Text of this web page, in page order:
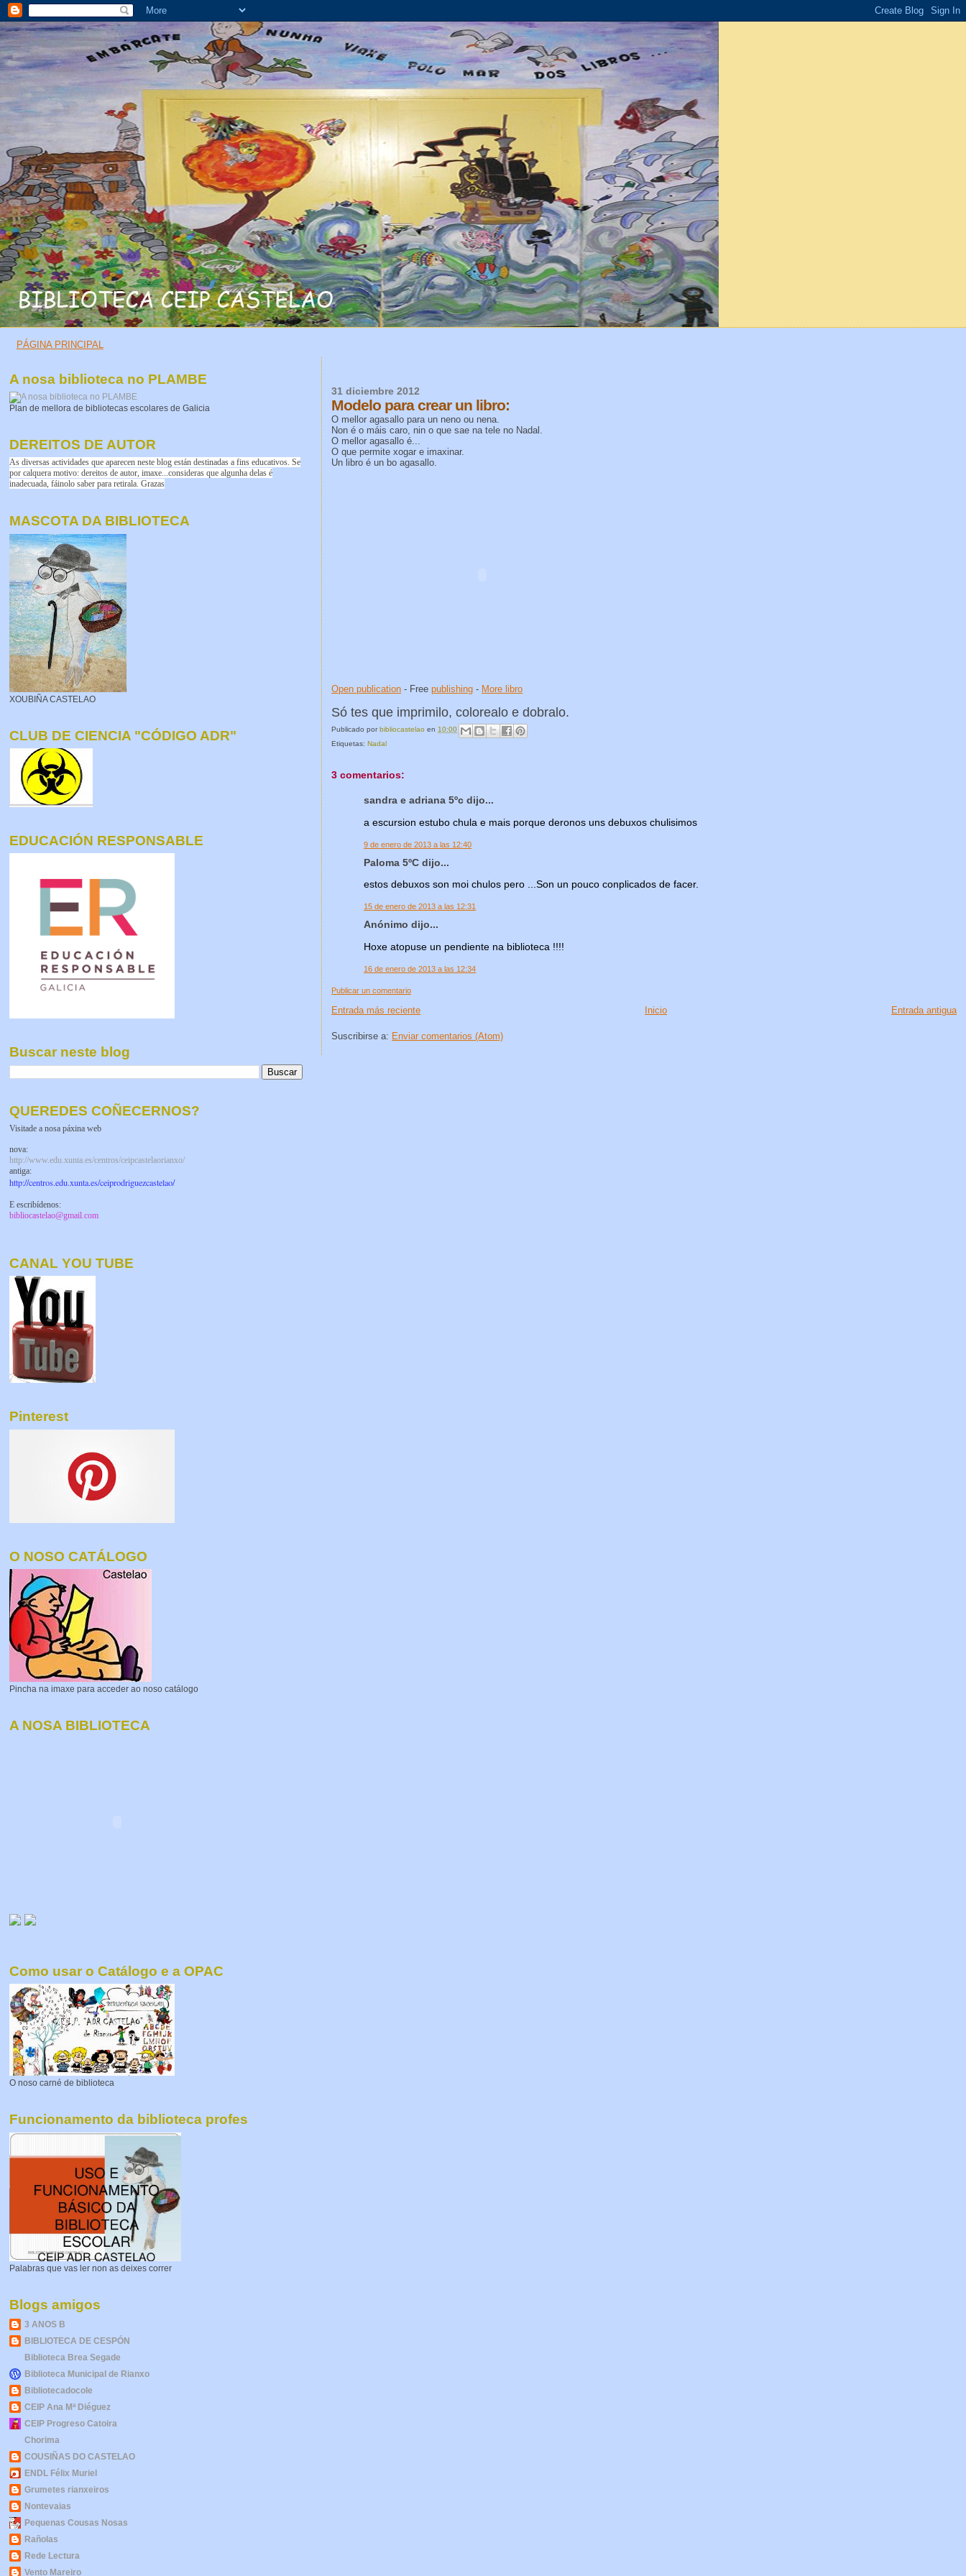
PÁGINA PRINCIPAL
31 diciembre 2012
Modelo para crear un libro:
O mellor agasallo para un neno ou nena.
Non é o máis caro, nin o que sae na tele no Nadal.
O mellor agasallo é...
O que permite xogar e imaxinar.
Un libro é un bo agasallo.
Open publication - Freepublishing - More libro
Só tes que imprimilo, colorealo e dobralo.
Publicado porbibliocastelao en10:00
Etiquetas:Nadal
3 comentarios:
sandra e adriana 5ºc dijo...
a escursion estubo chula e mais porque deronos uns debuxos chulisimos
9 de enero de 2013 a las 12:40
Paloma 5ºC dijo...
estos debuxos son moi chulos pero ...Son un pouco conplicados de facer.
15 de enero de 2013 a las 12:31
Anónimo dijo...
Hoxe atopuse un pendiente na biblioteca !!!!
16 de enero de 2013 a las 12:34
Publicar un comentario
Entrada más reciente Entrada antigua
Inicio
Suscribirse a: Enviar comentarios (Atom)
A nosa biblioteca no PLAMBE
Plan de mellora de bibliotecas escolares de Galicia
DEREITOS DE AUTOR
As diversas actividades que aparecen neste blog están destinadas a fins educativos. Se
por calquera motivo: dereitos de autor, imaxe...consideras que algunha delas é
inadecuada, fáinolo saber para retirala. Grazas
MASCOTA DA BIBLIOTECA
XOUBIÑA CASTELAO
CLUB DE CIENCIA "CÓDIGO ADR"
EDUCACIÓN RESPONSABLE
Buscar neste blog
QUEREDES COÑECERNOS?
Visitade a nosa páxina web
nova:
http://www.edu.xunta.es/centros/ceipcastelaorianxo/
antiga:
http://centros.edu.xunta.es/ceiprodriguezcastelao/
E escribídenos:
bibliocastelao@gmail.com
CANAL YOU TUBE
Pinterest
O NOSO CATÁLOGO
Pincha na imaxe para acceder ao noso catálogo
A NOSA BIBLIOTECA
Como usar o Catálogo e a OPAC
O noso carné de biblioteca
Funcionamento da biblioteca profes
Palabras que vas ler non as deixes correr
Blogs amigos
3 ANOS B
BIBLIOTECA DE CESPÓN
Biblioteca Brea Segade
Biblioteca Municipal de Rianxo
Bibliotecadocole
CEIP Ana Mª Diéguez
CEIP Progreso Catoira
Chorima
COUSIÑAS DO CASTELAO
ENDL Félix Muriel
Grumetes rianxeiros
Nontevaias
Pequenas Cousas Nosas
Rañolas
Rede Lectura
Vento Mareiro